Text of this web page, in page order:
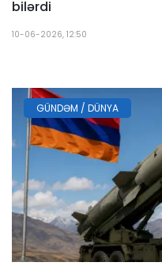
bilərdi
10-06-2026, 12:50
GÜNDƏM / DÜNYA